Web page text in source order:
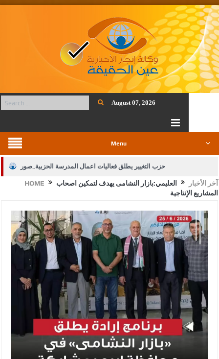
August 07, 2026
Menu
حزب التغيير يطلق فعاليات اعمال المدرسة الحزبية..صور
الجيش يفتح باب التجنيد لحملة البكالوريوس في الحقوق والقانون
الإسلامية والمسيحية
الأمن يتلف 16 مليون حبة كبتاجون و1480 كغم مواد مخدرة
النواب يقر مشروع تعديل قانون الملكية العقارية
القاضي يلتقي رؤساء تحرير الصحف اليومية ويؤكد حرص مجلس النواب
على شراكة فاعلة مع الإعلام
دعوة المكلفين بخدمة العلم (الدفعة الثالثة) إلى مراجعة منصة خدمة
العلم
الملك يلتقي مجموعة من رفاق السلاح
HOME آخر الأخبار
العليمي:بازار النشامى يهدف لتمكين اصحاب
المشاريع الإنتاجية